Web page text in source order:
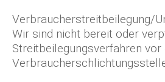
Verbraucherstreitbeilegung/
Wir sind nicht bereit oder
Streitbeilegungsverfahren vor